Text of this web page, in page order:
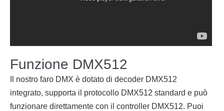
Funzione DMX512
Il nostro faro DMX è dotato di decoder DMX512
integrato, supporta il protocollo DMX512 standard e può
funzionare direttamente con il controller DMX512. Puoi